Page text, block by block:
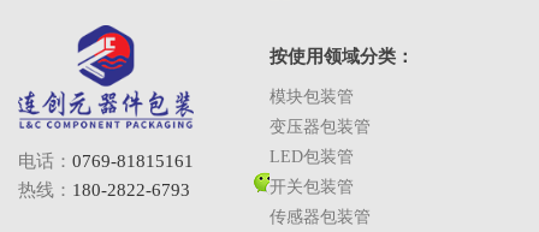
电话： 0769-81815161
热线： 180-2822-6793
按使用领域分类：
模块包装管
变压器包装管
LED包装管
开关包装管
传感器包装管